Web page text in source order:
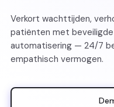
Verkort wachttijden,
patiënten met
automatisering — 24/7
empathisch vermogen.